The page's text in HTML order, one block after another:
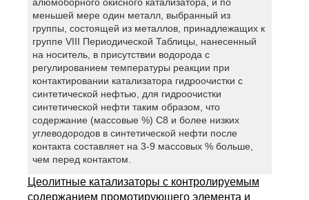
меньшей мере один металл, выбранный из
группы, состоящей из металлов, принадлежащих к
группе VIII Периодической Таблицы, нанесенный
на носитель, в присутствии водорода с
регулированием температуры реакции при
контактировании катализатора гидроочистки с
синтетической нефтью, для гидроочистки
синтетической нефти таким образом, что
содержание (массовые %) С8 и более низких
углеводородов в синтетической нефти после
контакта составляет на 3-9 массовых % больше,
чем перед контактом.
Цеолитные катализаторы с контролируемым
содержанием промотирующего элемента и